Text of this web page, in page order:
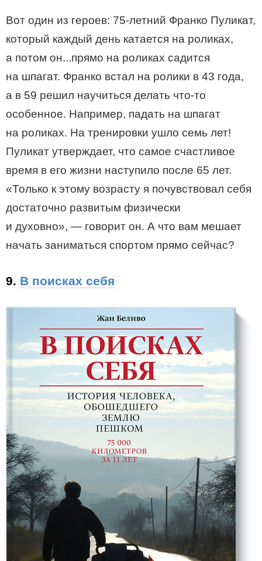
Вот один из героев: 75-летний Франко Пуликат,
который каждый день катается на роликах,
а потом он...прямо на роликах садится
на шпагат. Франко встал на ролики в 43 года,
а в 59 решил научиться делать что-то
особенное. Например, падать на шпагат
на роликах. На тренировки ушло семь лет!
Пуликат утверждает, что самое счастливое
время в его жизни наступило после 65 лет.
«Только к этому возрасту я почувствовал себя
достаточно развитым физически
и духовно», — говорит он. А что вам мешает
начать заниматься спортом прямо сейчас?
9. В поисках себя